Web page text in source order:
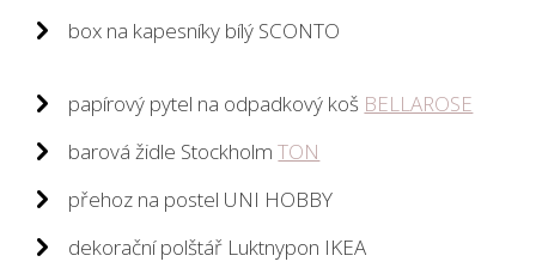
box na kapesníky bílý SCONTO
papírový pytel na odpadkový koš BELLAROSE
barová židle StockholmTON
přehoz na postel UNI HOBBY
dekorační polštář Luktnypon IKEA